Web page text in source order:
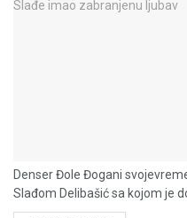
Denser Đole Đogani
Slađom Delibašić sa kojom je